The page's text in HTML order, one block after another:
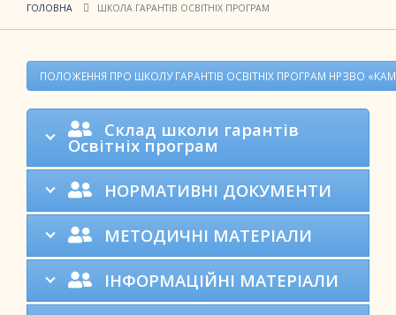
ГОЛОВНА ШКОЛА ГАРАНТІВ ОСВІТНІХ ПРОГРАМ
ПОЛОЖЕННЯ ПРО ШКОЛУ ГАРАНТІВ ОСВІТНІХ ПРОГРАМ НРЗВО
Склад школи гарантів
Освітніх програм
НОРМАТИВНІ ДОКУМЕНТИ
МЕТОДИЧНІ МАТЕРІАЛИ
ІНФОРМАЦІЙНІ МАТЕРІАЛИ